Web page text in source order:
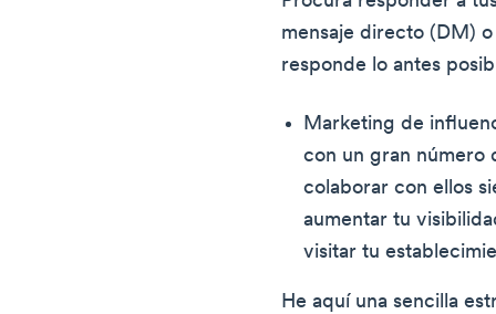
mensaje directo (DM)
responde lo antes
Marketing de
con un gran número
colaborar con ellos
aumentar tu
visitar tu
He aquí una sencilla